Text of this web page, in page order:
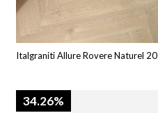
Italgraniti Allure Rovere Naturel
34.26%